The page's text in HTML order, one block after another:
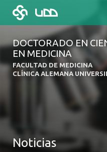
DOCTORADO EN
EN MEDICINA
FACULTAD DE MEDICINA
CLÍNICA ALEMANA
Noticias